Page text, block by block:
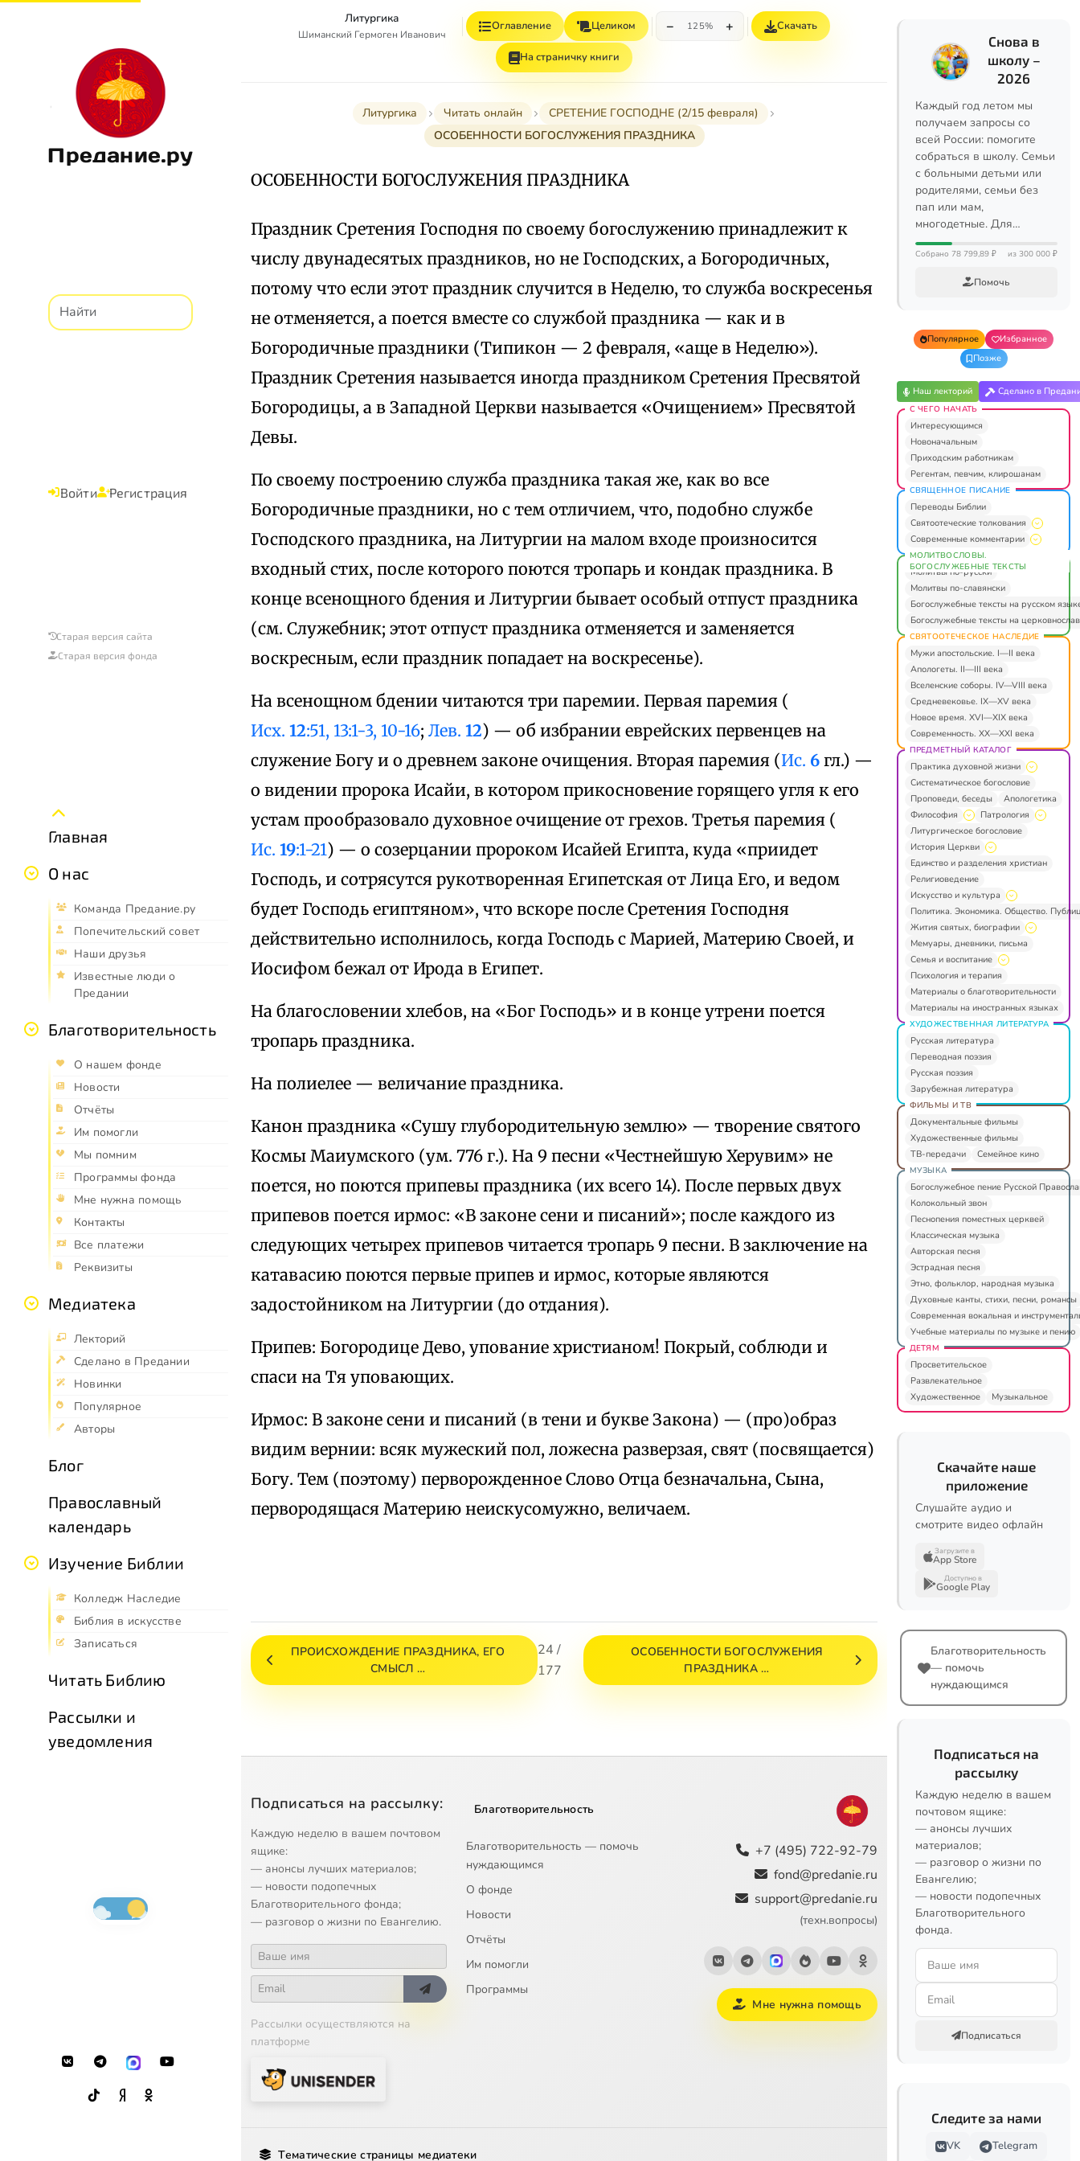
Предание.ру
Войти Регистрация
Старая версия сайта
Старая версия фонда
Главная
О нас
Команда Предание.ру
Попечительский совет
Наши друзья
Известные люди о
Предании
Благотворительность
О нашем фонде
Новости
Отчёты
Им помогли
Мы помним
Программы фонда
Мне нужна помощь
Контакты
Все платежи
Реквизиты
Медиатека
Лекторий
Сделано в Предании
Новинки
Популярное
Авторы
Блог
Православный
календарь
Изучение Библии
Колледж Наследие
Библия в искусстве
Записаться
Читать Библию
Рассылки и
уведомления
Литургика
Шиманский Гермоген Иванович
Оглавление Целиком − 125% + Скачать
На страничку книги
Литургика Читать онлайн
СРЕТЕНИЕ ГОСПОДНЕ (2/15 февраля)
ОСОБЕННОСТИ БОГОСЛУЖЕНИЯ ПРАЗДНИКА
ОСОБЕННОСТИ БОГОСЛУЖЕНИЯ ПРАЗДНИКА
Праздник Сретения Господня по своему богослужению принадлежит к
числу двунадесятых праздников, но не Господских, а Богородичных,
потому что если этот праздник случится в Неделю, то служба воскресенья
не отменяется, а поется вместе со службой праздника — как и в
Богородичные праздники (Типикон — 2 февраля, «аще в Неделю»).
Праздник Сретения называется иногда праздником Сретения Пресвятой
Богородицы, а в Западной Церкви называется «Очищением» Пресвятой
Девы.
По своему построению служба праздника такая же, как во все
Богородичные праздники, но с тем отличием, что, подобно службе
Господского праздника, на Литургии на малом входе произносится
входный стих, после которого поются тропарь и кондак праздника. В
конце всенощного бдения и Литургии бывает особый отпуст праздника
(см. Служебник; этот отпуст праздника отменяется и заменяется
воскресным, если праздник попадает на воскресенье).
На всенощном бдении читаются три паремии. Первая паремия (
Исх. 12:51, 13:1-3, 10-16; Лев. 12) — об избрании еврейских первенцев на
служение Богу и о древнем законе очищения. Вторая паремия (Ис. 6 гл.) —
о видении пророка Исайи, в котором прикосновение горящего угля к его
устам прообразовало духовное очищение от грехов. Третья паремия (
Ис. 19:1-21) — о созерцании пророком Исайей Египта, куда «приидет
Господь, и сотрясутся рукотворенная Египетская от Лица Его, и ведом
будет Господь египтяном», что вскоре после Сретения Господня
действительно исполнилось, когда Господь с Марией, Материю Своей, и
Иосифом бежал от Ирода в Египет.
На благословении хлебов, на «Бог Господь» и в конце утрени поется
тропарь праздника.
На полиелее — величание праздника.
Канон праздника «Сушу глубородительную землю» — творение святого
Космы Маиумского (ум. 776 г.). На 9 песни «Честнейшую Херувим» не
поется, но поются припевы праздника (их всего 14). После первых двух
припевов поется ирмос: «В законе сени и писаний»; после каждого из
следующих четырех припевов читается тропарь 9 песни. В заключение на
катавасию поются первые припев и ирмос, которые являются
задостойником на Литургии (до отдания).
Припев: Богородице Дево, упование христианом! Покрый, соблюди и
спаси на Тя уповающих.
Ирмос: В законе сени и писаний (в тени и букве Закона) — (про)образ
видим вернии: всяк мужеский пол, ложесна разверзая, свят (посвящается)
Богу. Тем (поэтому) перворожденное Слово Отца безначальна, Сына,
первородящася Материю неискусомужно, величаем.
ПРОИСХОЖДЕНИЕ ПРАЗДНИКА, ЕГО
СМЫСЛ …
24 /
177
ОСОБЕННОСТИ БОГОСЛУЖЕНИЯ
ПРАЗДНИКА …
Подписаться на рассылку:
Каждую неделю в вашем почтовом
ящике:
— анонсы лучших материалов;
— новости подопечных
Благотворительного фонда;
— разговор о жизни по Евангелию.
Рассылки осуществляются на
платформе
Благотворительность
Благотворительность — помочь
нуждающимся
О фонде
Новости
Отчёты
Им помогли
Программы
+7 (495) 722-92-79
fond@predanie.ru
support@predanie.ru
(техн.вопросы)
Мне нужна помощь
Тематические страницы медиатеки
Снова в
школу –
2026
Каждый год летом мы
получаем запросы со
всей России: помогите
собраться в школу. Семьи
с больными детьми или
родителями, семьи без
пап или мам,
многодетные. Для…
Собрано 78 799,89 ₽ из 300 000 ₽
Помочь
Популярное
Избранное
Позже
Наш лекторий Сделано в
С ЧЕГО НАЧАТЬ
Интересующимся
Новоначальным
Приходским работникам
Регентам, певчим, клирошанам
СВЯЩЕННОЕ ПИСАНИЕ
Переводы Библии
Святоотеческие толкования
Современные комментарии
МОЛИТВОСЛОВЫ.
БОГОСЛУЖЕБНЫЕ ТЕКСТЫ
Молитвы по-русски
Молитвы по-славянски
Богослужебные тексты на русском
Богослужебные тексты на
СВЯТООТЕЧЕСКОЕ НАСЛЕДИЕ
Мужи апостольские. I—II века
Апологеты. II—III века
Вселенские соборы. IV—VIII века
Средневековье. IX—XV века
Новое время. XVI—XIX века
Современность. XX—XXI века
ПРЕДМЕТНЫЙ КАТАЛОГ
Практика духовной жизни
Систематическое богословие
Проповеди, беседы
Апологетика
Философия
Патрология
Литургическое богословие
История Церкви
Единство и разделения христиан
Религиоведение
Искусство и культура
Политика. Экономика. Общество.
Жития святых, биографии
Мемуары, дневники, письма
Семья и воспитание
Психология и терапия
Материалы о благотворительности
Материалы на иностранных языках
ХУДОЖЕСТВЕННАЯ ЛИТЕРАТУРА
Русская литература
Переводная поэзия
Русская поэзия
Зарубежная литература
ФИЛЬМЫ И ТВ
Документальные фильмы
Художественные фильмы
ТВ-передачи
Семейное кино
МУЗЫКА
Богослужебное пение Русской
Колокольный звон
Песнопения поместных церквей
Классическая музыка
Авторская песня
Эстрадная песня
Этно, фольклор, народная музыка
Духовные канты, стихи, песни, романсы
Современная вокальная и
Учебные материалы по музыке и пению
ДЕТЯМ
Просветительское
Развлекательное
Художественное
Музыкальное
Скачайте наше
приложение
Слушайте аудио и
смотрите видео офлайн
Загрузите в
App Store
Доступно в
Google Play
Благотворительность
— помочь
нуждающимся
Подписаться на
рассылку
Каждую неделю в вашем
почтовом ящике:
— анонсы лучших
материалов;
— разговор о жизни по
Евангелию;
— новости подопечных
Благотворительного
фонда.
Подписаться
Следите за нами
VK Telegram